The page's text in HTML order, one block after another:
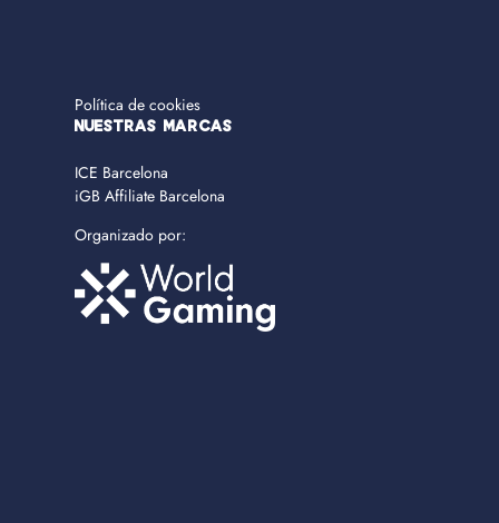
Política de cookies
NUESTRAS MARCAS
ICE Barcelona
iGB Affiliate Barcelona
Organizado por: